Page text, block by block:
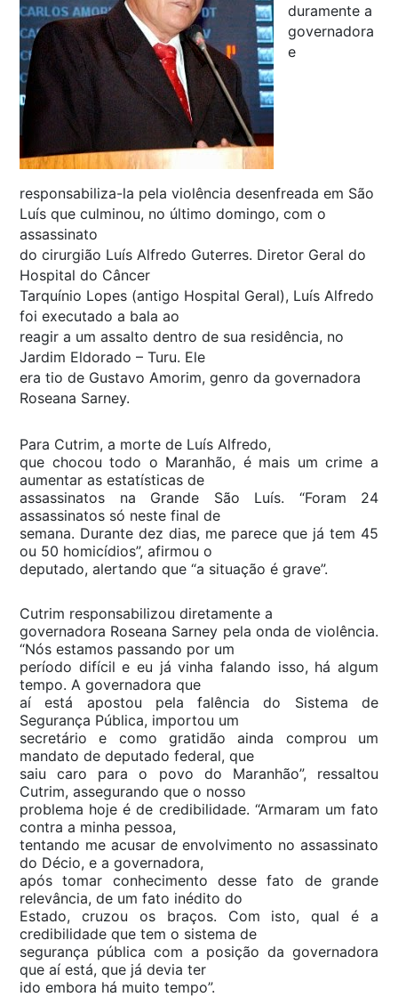
duramente a
governadora
e
responsabiliza-la pela violência desenfreada em São
Luís que culminou, no último domingo, com o
assassinato
do cirurgião Luís Alfredo Guterres. Diretor Geral do
Hospital do Câncer
Tarquínio Lopes (antigo Hospital Geral), Luís Alfredo
foi executado a bala ao
reagir a um assalto dentro de sua residência, no
Jardim Eldorado – Turu. Ele
era tio de Gustavo Amorim, genro da governadora
Roseana Sarney.
Para Cutrim, a morte de Luís Alfredo,
que chocou todo o Maranhão, é mais um crime a
aumentar as estatísticas de
assassinatos na Grande São Luís. “Foram 24
assassinatos só neste final de
semana. Durante dez dias, me parece que já tem 45
ou 50 homicídios”, afirmou o
deputado, alertando que “a situação é grave”.
Cutrim responsabilizou diretamente a
governadora Roseana Sarney pela onda de violência.
“Nós estamos passando por um
período difícil e eu já vinha falando isso, há algum
tempo. A governadora que
aí está apostou pela falência do Sistema de
Segurança Pública, importou um
secretário e como gratidão ainda comprou um
mandato de deputado federal, que
saiu caro para o povo do Maranhão”, ressaltou
Cutrim, assegurando que o nosso
problema hoje é de credibilidade. “Armaram um fato
contra a minha pessoa,
tentando me acusar de envolvimento no assassinato
do Décio, e a governadora,
após tomar conhecimento desse fato de grande
relevância, de um fato inédito do
Estado, cruzou os braços. Com isto, qual é a
credibilidade que tem o sistema de
segurança pública com a posição da governadora
que aí está, que já devia ter
ido embora há muito tempo”.